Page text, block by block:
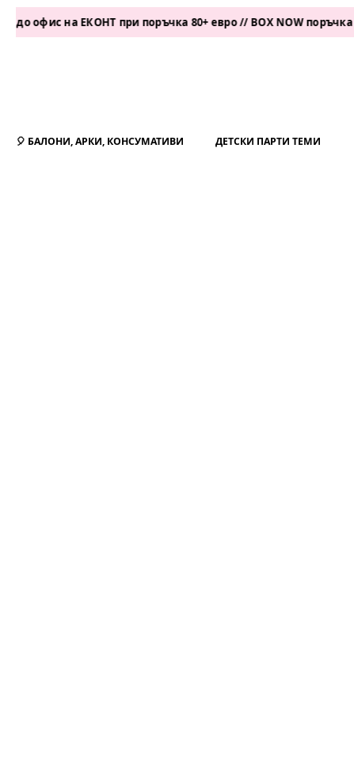
ЕКОНТ при поръчка 80+ евро // BOX NOW поръчка 50+ евро
🎈 БАЛОНИ, АРКИ, КОНСУМАТИВИ ДЕТСКИ ПАРТИ ТЕМИ